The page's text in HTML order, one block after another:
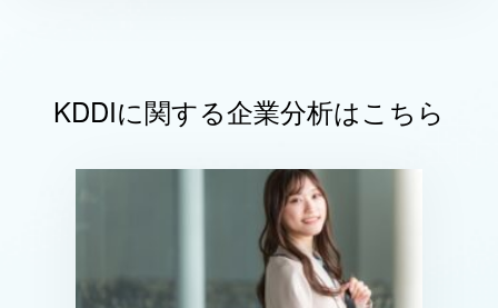
KDDIに関する企業分析はこちら